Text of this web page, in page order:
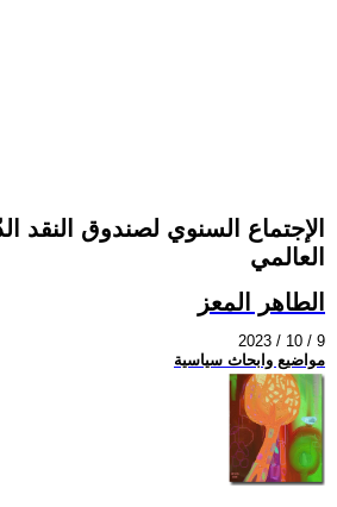
الإجتماع السنوي لصندوق النقد
العالمي
الطاهر المعز
2023 / 10 / 9
مواضيع وابحاث سياسية